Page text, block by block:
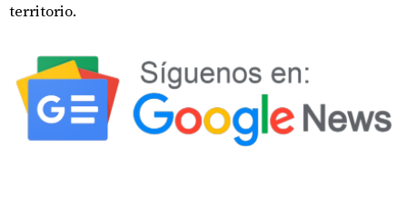
territorio.